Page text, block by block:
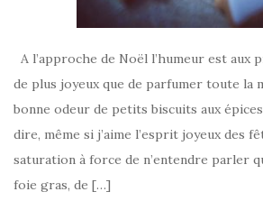
A l’approche de Noël l’humeur est aux
de plus joyeux que de parfumer toute la
bonne odeur de petits biscuits aux
dire, même si j’aime l’esprit joyeux des
saturation à force de n’entendre parler
foie gras, de […]